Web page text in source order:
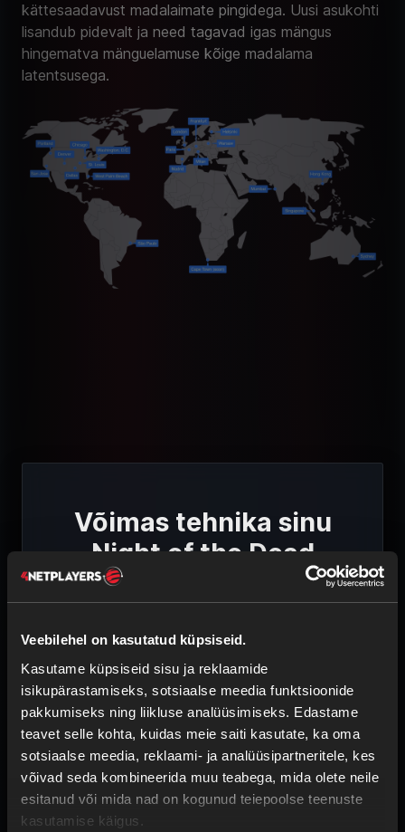
Veebilehel on kasutatud küpsiseid.
Kasutame küpsiseid sisu ja reklaamide
isikupärastamiseks, sotsiaalse meedia funktsioonide
pakkumiseks ning liikluse analüüsimiseks. Edastame
teavet selle kohta, kuidas meie saiti kasutate, ka oma
sotsiaalse meedia, reklaami- ja analüüsipartneritele, kes
võivad seda kombineerida muu teabega, mida olete neile
esitanud või mida nad on kogunud teiepoolse teenuste
kasutamise käigus.
kättesaadavust madalaimate pingidega. Uusi asukohti
lisandub pidevalt ja need tagavad igas mängus
hingematva mänguelamuse kõige madalama
latentsusega.
Võimas tehnika sinu
Night of the Dead
mänguserverile
KVALITEETNE RIISTVARA
Intel & AMD protsessorid
ECC-mälu
SSD-salvestus